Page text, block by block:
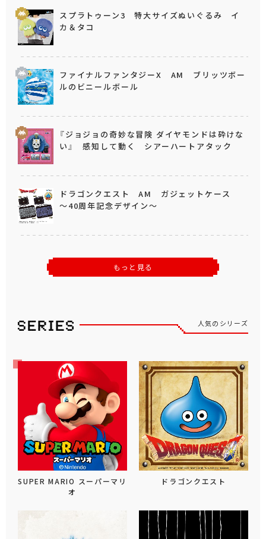
スプラトゥーン3 特大サイズぬいぐるみ イ
カ＆タコ
ファイナルファンタジーX AM ブリッツボー
ルのビニールボール
『ジョジョの奇妙な冒険 ダイヤモンドは砕けな
い』 感知して動く シアーハートアタック
ドラゴンクエスト AM ガジェットケース
～40周年記念デザイン～
もっと見る
人気のシリーズ
SUPER MARIO スーパーマリ
オ
ドラゴンクエスト